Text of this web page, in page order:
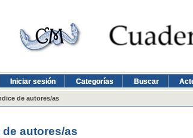
Iniciar sesión Categorías Buscar
de autores/as
autores/as